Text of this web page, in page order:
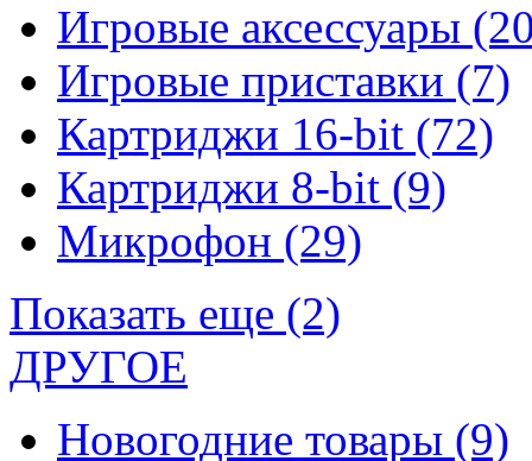
Игровые аксессуары
Игровые приставки (7)
Картриджи 16-bit (72)
Картриджи 8-bit (9)
Микрофон (29)
Показать еще (2)
ДРУГОЕ
Новогодние товары (9)